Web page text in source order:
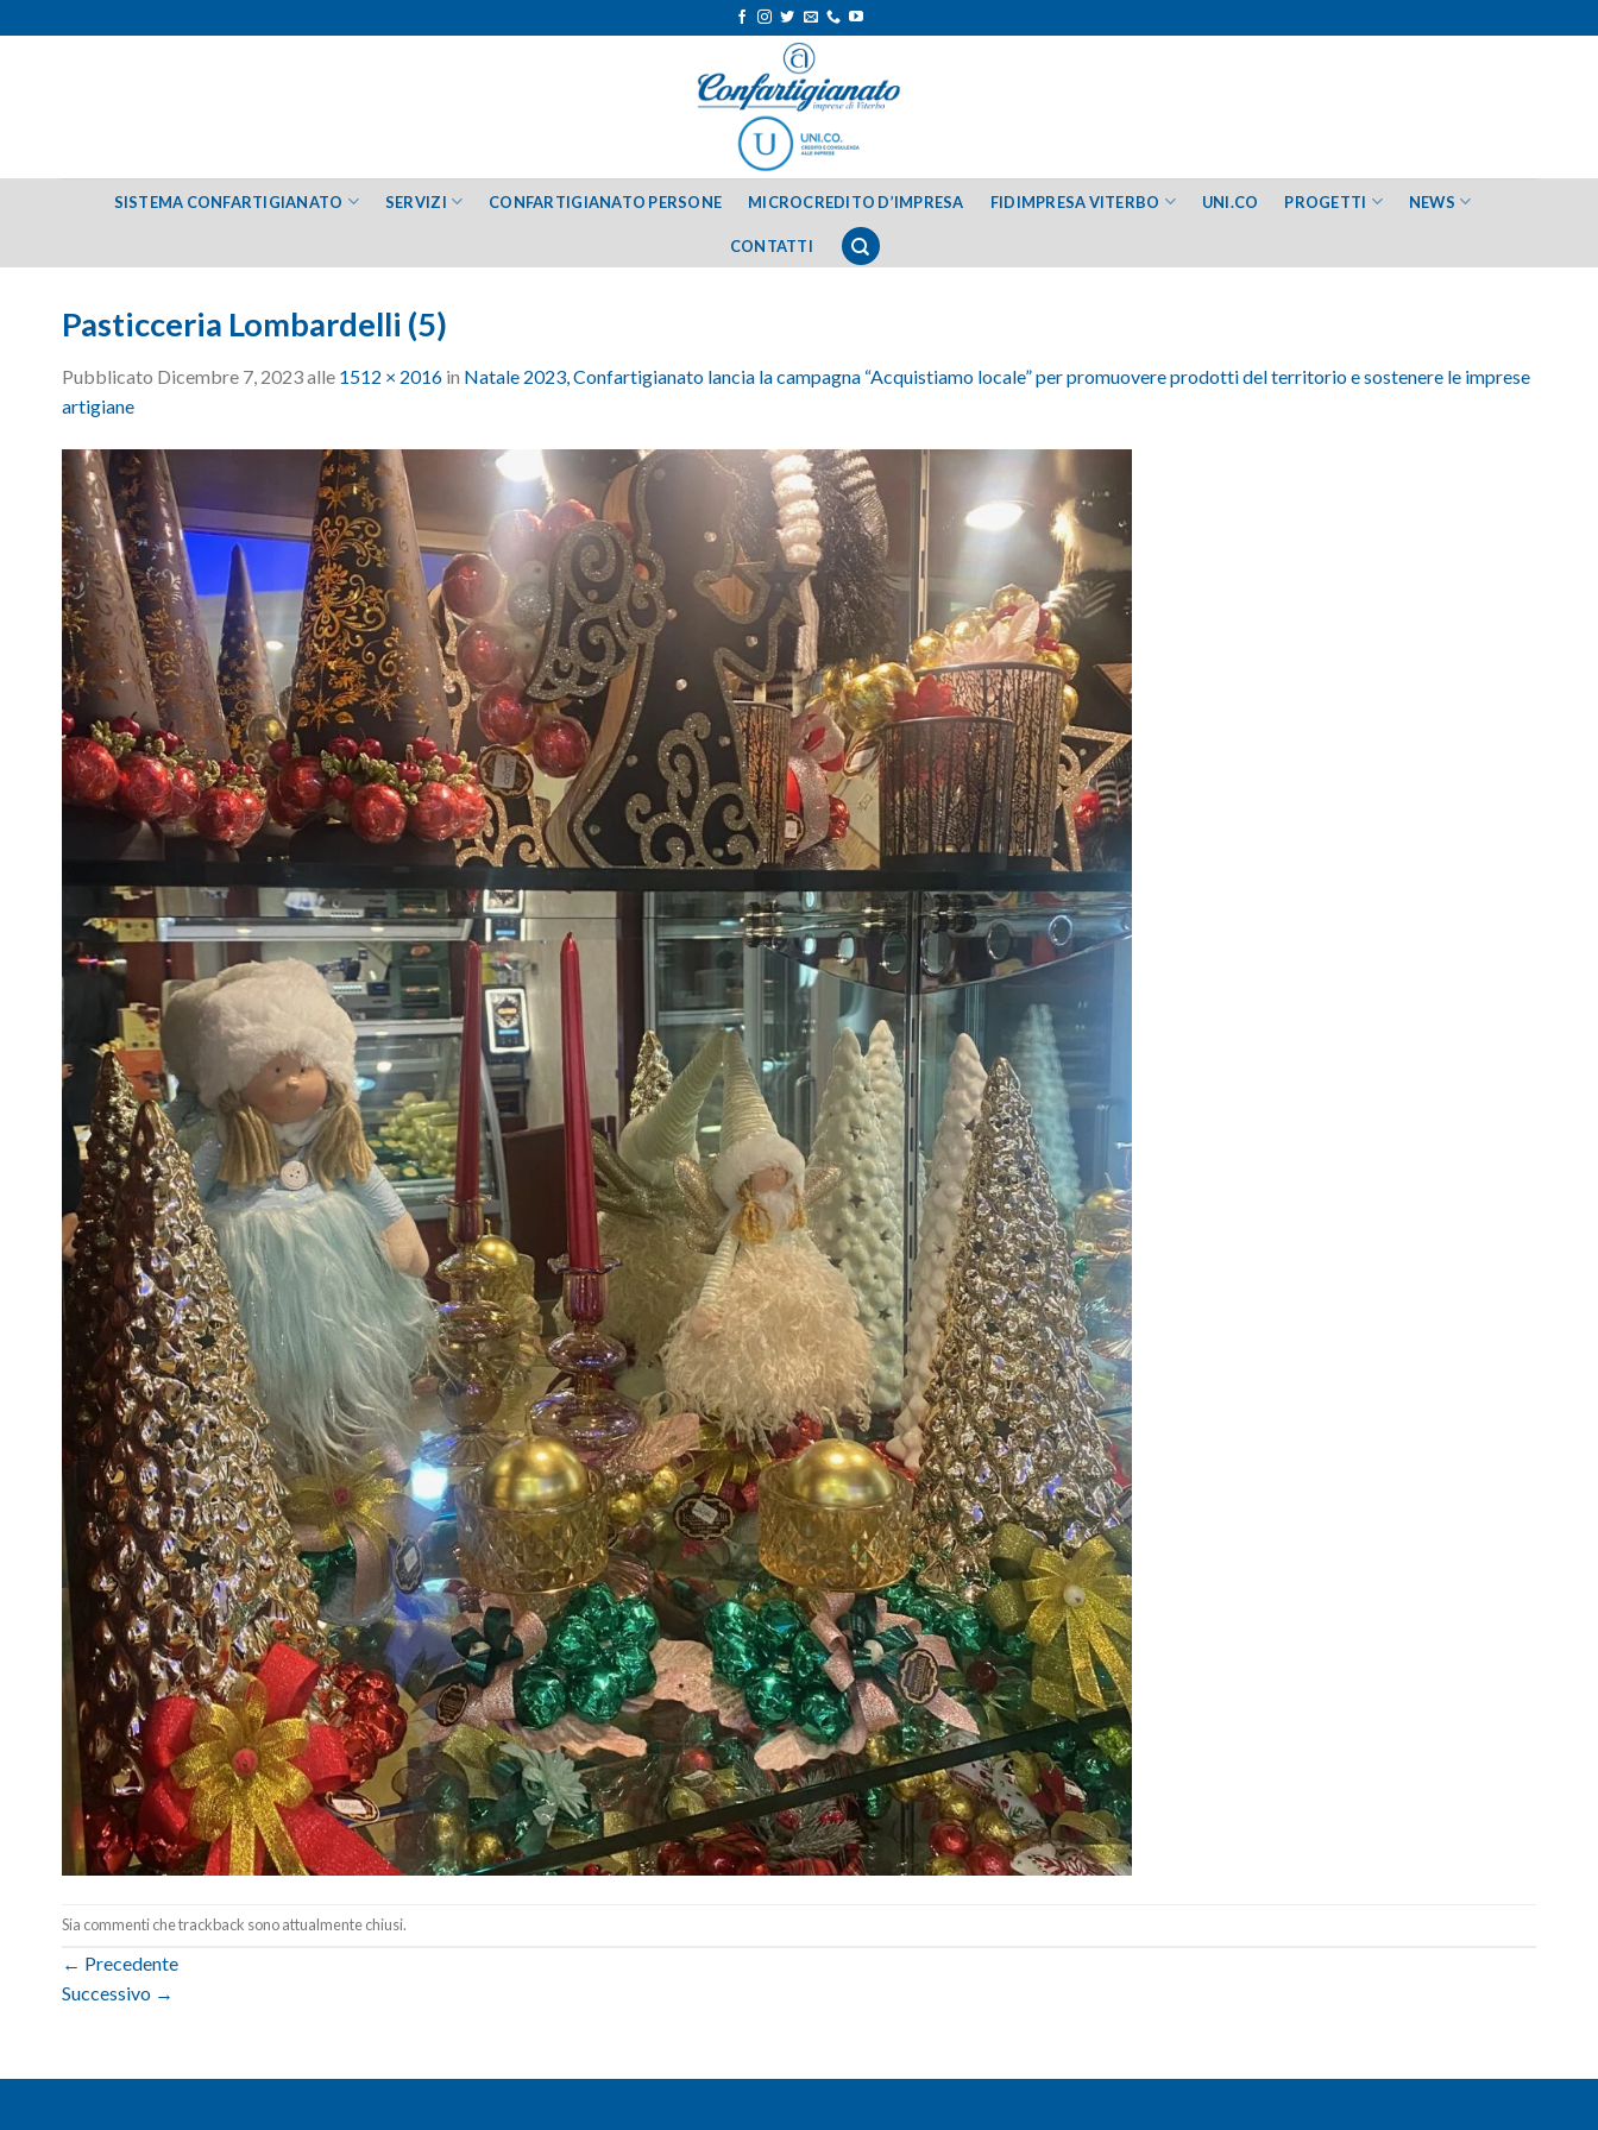
ai
SISTEMA CONFARTIGIANATO SERVIZI CONFARTIGIANATO PERSONE MICROCREDITO D’IMPRESA FIDIMPRESA VITERBO UNI.CO PROGETTI NEWS
CONTATTI
Pasticceria Lombardelli (5)
Pubblicato Dicembre 7, 2023alle 1512 × 2016 in Natale 2023, Confartigianato lancia la campagna “Acquistiamo locale” per promuovere prodotti del territorio e sostenere le imprese
artigiane
Sia commenti che trackback sono attualmente chiusi.
← Precedente
Successivo →